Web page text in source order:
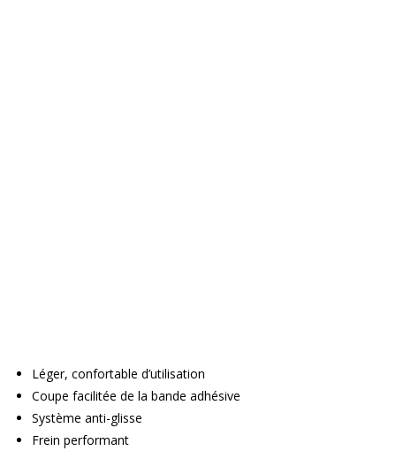
Léger, confortable d’utilisation
Coupe facilitée de la bande adhésive
Système anti-glisse
Frein performant